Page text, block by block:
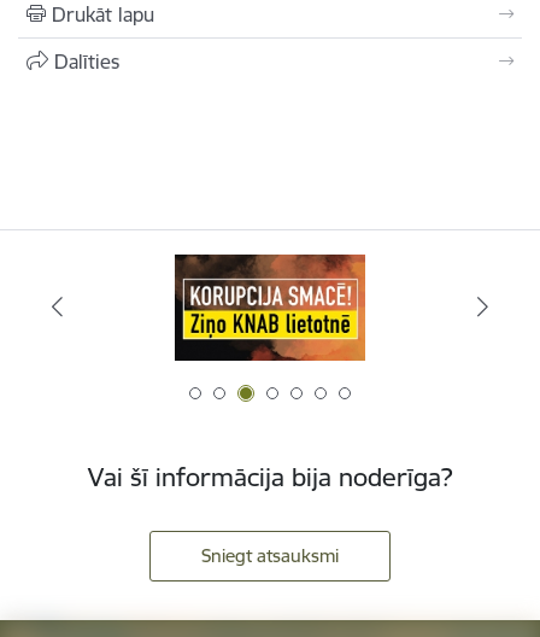
Drukāt lapu
Dalīties
Vai šī informācija bija noderīga?
Sniegt atsauksmi